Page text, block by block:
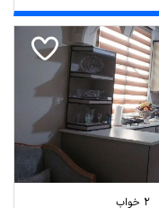
2 خواب